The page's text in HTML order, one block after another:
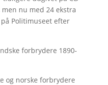
men nu med 24 ekstra
Politimuseet efter
forbrydere 1890-
og norske forbrydere